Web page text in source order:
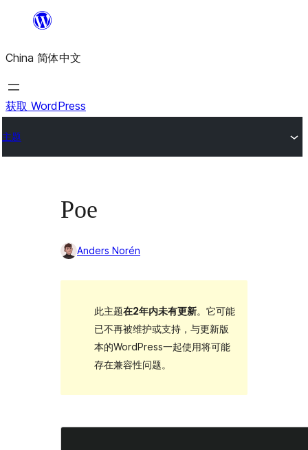
内
容
China 简体中文
获取 WordPress
主题
Poe
Anders Norén
此主题在2年内未有更新。它可能
已不再被维护或支持，与更新版
本的WordPress一起使用将可能
存在兼容性问题。